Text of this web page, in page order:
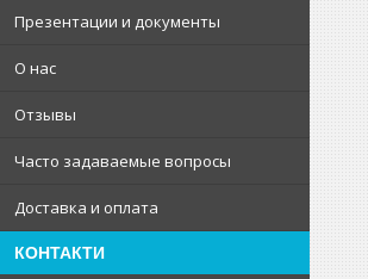
Презентации и документы
О нас
Отзывы
Часто задаваемые вопросы
Доставка и оплата
КОНТАКТИ